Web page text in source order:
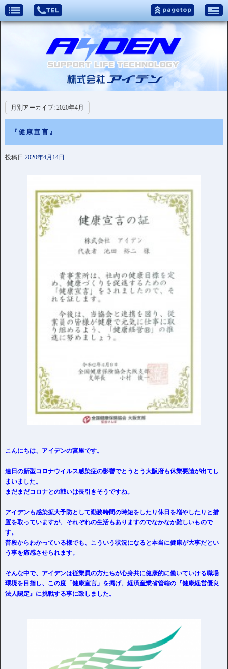
月別アーカイブ: 2020年4月
『 健 康 宣 言 』
投稿日 2020年4月14日
こんにちは、アイデンの宮里です。
連日の新型コロナウイルス感染症の影響でとうとう大阪府も休業要請が出てし
まいました。
まだまだコロナとの戦いは長引きそうですね。
アイデンも感染拡大予防として勤務時間の時短をしたり休日を増やしたりと措
置を取っていますが、それぞれの生活もありますのでなかなか難しいもので
す。
普段からわかっている様でも、こういう状況になると本当に健康が大事だとい
う事を痛感させられます。
そんな中で、アイデンは従業員の方たちが心身共に健康的に働いていける職場
環境を目指し、この度「健康宣言」を掲げ、経済産業省管轄の『健康経営優良
法人認定』に挑戦する事に致しました。